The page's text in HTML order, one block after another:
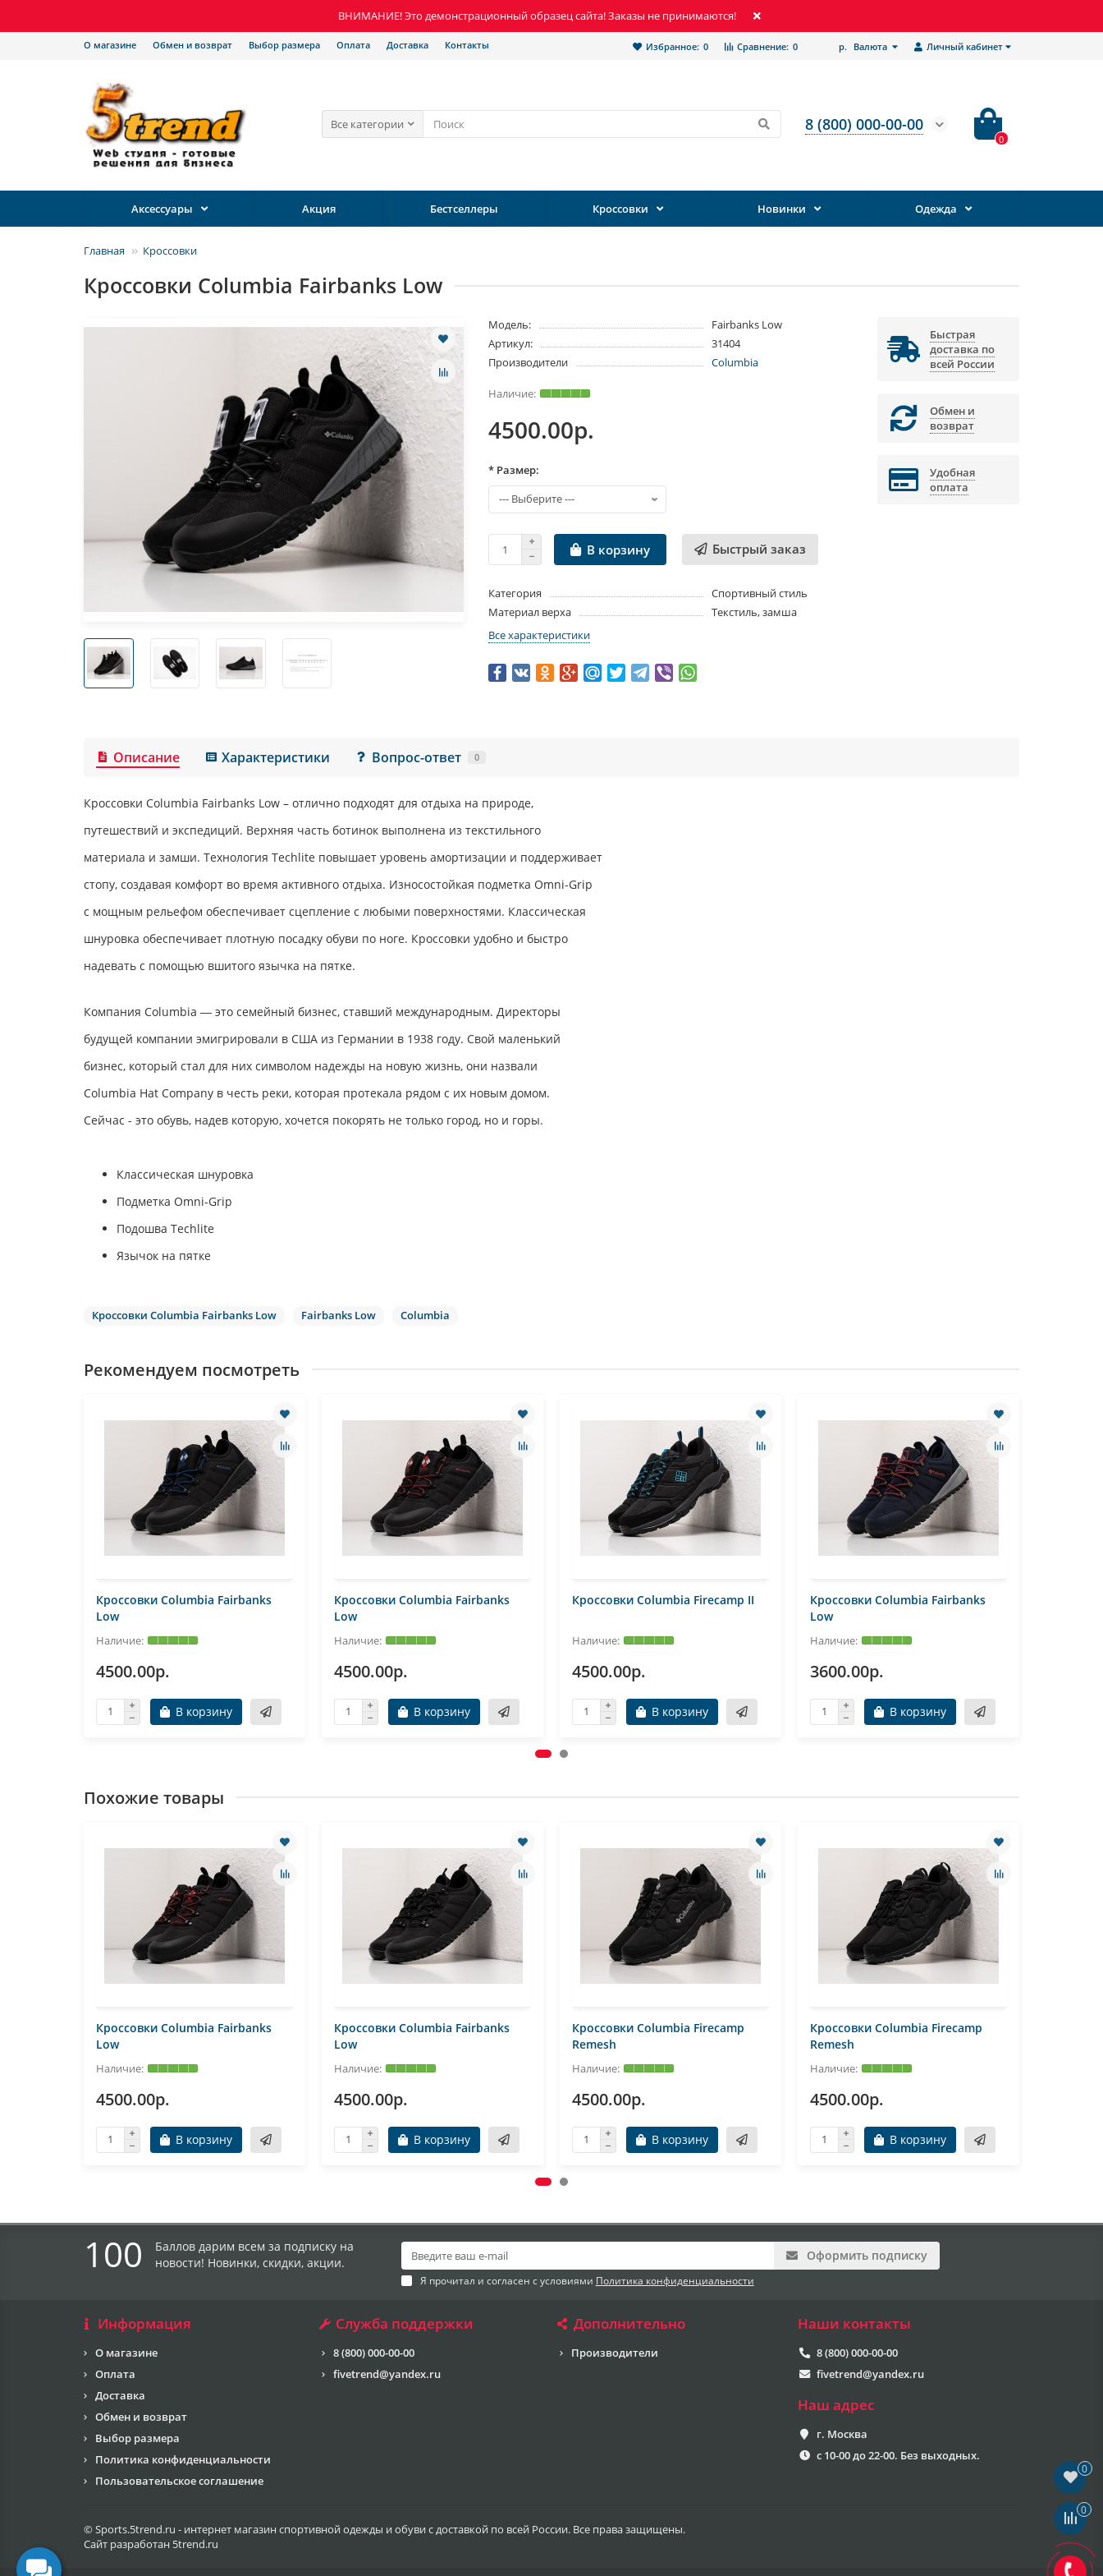
ВНИМАНИЕ! Это демонстрационный образец сайта! Заказы не принимаются!
Личный кабинет
р. Валюта
Сравнение: 0
Избранное: 0
О магазине Обмен и возврат Выбор размера Оплата Доставка Контакты
Все категории 8 (800) 000-00-00
0
Аксессуары Акция Бестселлеры Кроссовки Новинки Одежда
Главная Кроссовки
Кроссовки Columbia Fairbanks Low
Модель:
Fairbanks Low
Артикул:
31404
Производители
Columbia
4500.00р.
* Размер:
В корзину Быстрый заказ
Категория
Спортивный стиль
Материал верха
Текстиль, замша
Все характеристики
Быстрая
доставка по
всей России
Обмен и
возврат
Удобная
оплата
Описание Характеристики Вопрос-ответ 0
Кроссовки Columbia Fairbanks Low – отлично подходят для отдыха на природе,
путешествий и экспедиций. Верхняя часть ботинок выполнена из текстильного
материала и замши. Технология Techlite повышает уровень амортизации и поддерживает
стопу, создавая комфорт во время активного отдыха. Износостойкая подметка Omni-Grip
с мощным рельефом обеспечивает сцепление с любыми поверхностями. Классическая
шнуровка обеспечивает плотную посадку обуви по ноге. Кроссовки удобно и быстро
надевать с помощью вшитого язычка на пятке.
Компания Columbia ― это семейный бизнес, ставший международным. Директоры
будущей компании эмигрировали в США из Германии в 1938 году. Свой маленький
бизнес, который стал для них символом надежды на новую жизнь, они назвали
Columbia Hat Company в честь реки, которая протекала рядом с их новым домом.
Сейчас - это обувь, надев которую, хочется покорять не только город, но и горы.
Классическая шнуровка
Подметка Omni-Grip
Подошва Techlite
Язычок на пятке
Кроссовки Columbia Fairbanks Low Fairbanks Low Columbia
Рекомендуем посмотреть
Кроссовки Columbia Fairbanks
Low
4500.00р.
В корзину
Кроссовки Columbia Fairbanks
Low
4500.00р.
В корзину
Кроссовки Columbia Firecamp II
4500.00р.
В корзину
Кроссовки Columbia Fairbanks
Low
3600.00р.
В корзину
Похожие товары
Кроссовки Columbia Fairbanks
Low
4500.00р.
В корзину
Кроссовки Columbia Fairbanks
Low
4500.00р.
В корзину
Кроссовки Columbia Firecamp
Remesh
4500.00р.
В корзину
Кроссовки Columbia Firecamp
Remesh
4500.00р.
В корзину
100
Баллов дарим всем за подписку на
новости! Новинки, скидки, акции.
Оформить подписку
Я прочитал и согласен с условиями Политика конфиденциальности
Информация
О магазине
Оплата
Доставка
Обмен и возврат
Выбор размера
Политика конфиденциальности
Пользовательское соглашение
Служба поддержки
8 (800) 000-00-00
fivetrend@yandex.ru
Дополнительно
Производители
Наши контакты
8 (800) 000-00-00
fivetrend@yandex.ru
Наш адрес
г. Москва
с 10-00 до 22-00. Без выходных.
© Sports.5trend.ru - интернет магазин спортивной одежды и обуви с доставкой по всей России. Все права защищены.
Сайт разработан 5trend.ru
0
0